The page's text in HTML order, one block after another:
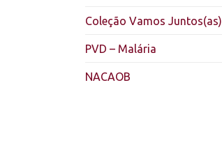
Coleção Vamos Juntos(as)
PVD – Malária
NACAOB